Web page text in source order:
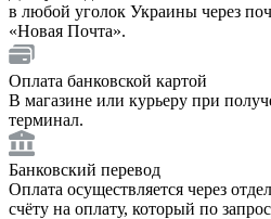
в любой уголок Украины через
«Новая Почта».
Оплата банковской картой
В магазине или курьеру при
терминал.
Банковский перевод
Оплата осуществляется через
счёту на оплату, который по